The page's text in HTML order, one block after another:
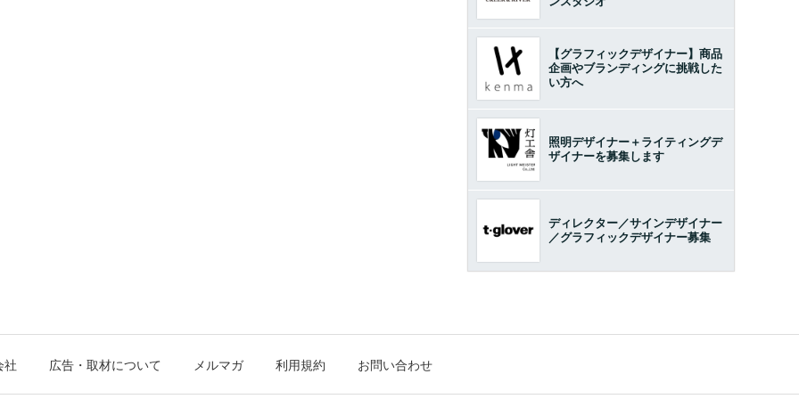
【グラフィックデザイナー】商品
企画やブランディングに挑戦した
い方へ
照明デザイナー＋ライティングデ
ザイナーを募集します
ディレクター／サインデザイナー
／グラフィックデザイナー募集
社 広告・取材について メルマガ 利用規約 お問い合わせ